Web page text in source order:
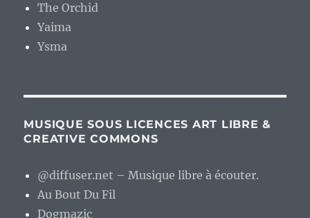
The Orchid
Yaima
Ysma
MUSIQUE SOUS LICENCES ART LIBRE &
CREATIVE COMMONS
@diffuser.net – Musique libre à écouter.
Au Bout Du Fil
Dogmazic